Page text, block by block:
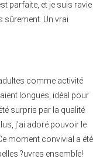
parfaite, et je suis ravie
sûrement. Un vrai
comme activité
longues, idéal pour
surpris par la qualité
j’ai adoré pouvoir le
moment convivial a été
?uvres ensemble!